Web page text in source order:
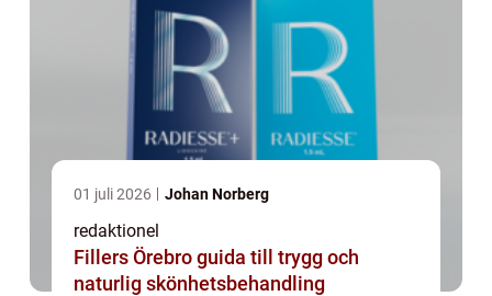
01 juli 2026 Johan Norberg
redaktionel
Fillers Örebro guida till trygg och
naturlig skönhetsbehandling